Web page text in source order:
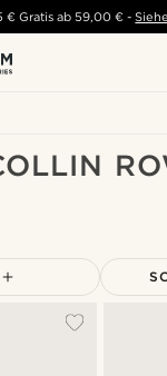
€ Gratis ab59,00 € -